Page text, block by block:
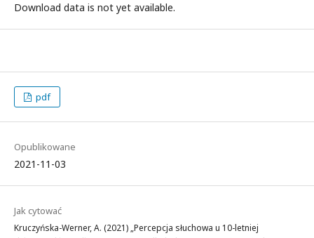
Download data is not yet available.
pdf
Opublikowane
2021-11-03
Jak cytować
Kruczyńska-Werner, A. (2021) „Percepcja słuchowa u 10-letniej